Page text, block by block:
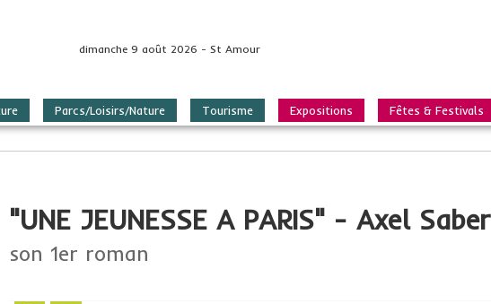
dimanche 9 août 2026 - St Amour
Parcs/Loisirs/Nature Tourisme Expositions Fêtes & Festivals
"UNE JEUNESSE A PARIS" - Axel Saber
son 1er roman